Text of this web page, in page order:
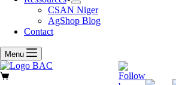
CSAN Niger
AgShop Blog
Contact
Menu
Panier